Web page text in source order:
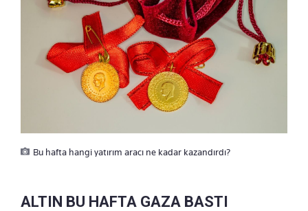
Bu hafta hangi yatırım aracı ne kadar kazandırdı?
ALTIN BU HAFTA GAZA BASTI